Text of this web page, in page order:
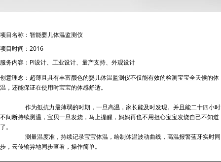
项目名称：智能婴儿体温监测仪
项目时间： 2016
服务内容： PI设计、工业设计、量产支持、外观设计
创意理念： 超薄且具有丰富颜色的婴儿体温监测仪不仅能有效的检测宝宝全天候的体
温，还能保证在使用时宝宝的体感舒适。
作为抵抗力最薄弱的时期，一旦高温，家长能及时发现。并且能二十四小时
不间断持续测温，宝贝一旦发烧，马上提醒，妈妈再也不用担心宝宝发烧自己不知道
了。
测量温度准，持续记录宝宝体温，绘制体温波动曲线，高温报警蓝牙实时同
步，云传输异地同步查看，操作简单。